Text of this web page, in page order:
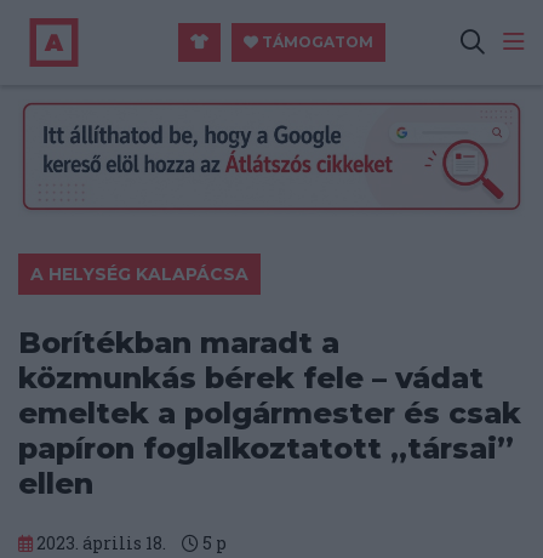
TÁMOGATOM
A HELYSÉG KALAPÁCSA
Borítékban maradt a
közmunkás bérek fele – vádat
emeltek a polgármester és csak
papíron foglalkoztatott „társai”
ellen
2023. április 18. 5 p